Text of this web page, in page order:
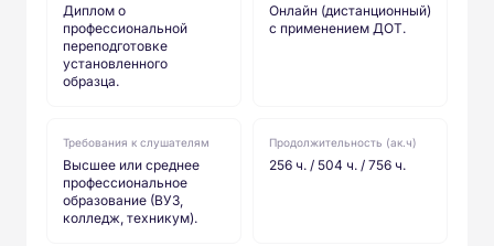
Диплом о
профессиональной
переподготовке
установленного
образца.
Онлайн (дистанционный)
с применением ДОТ.
Требования к слушателям
Высшее или среднее
профессиональное
образование (ВУЗ,
колледж, техникум).
Продолжительность (ак.ч)
256 ч. / 504 ч. / 756 ч.